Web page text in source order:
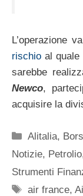
L’operazione
rischio al quale
sarebbe
Newco,
acquisire la
Categorie
Alitalia,
Notizie, Petrolio
Strumenti
Tag
air france,